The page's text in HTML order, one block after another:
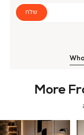
שלח
More